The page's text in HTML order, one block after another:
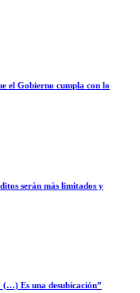
el Gobierno cumpla con lo
serán más limitados y
Es una desubicación”